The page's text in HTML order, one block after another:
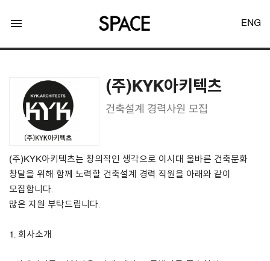
LOGIN
menu ENG
(주)KYK아키텍츠
건축설계 경력사원 모집
(주)KYK아키텍츠는 창의적인 생각으로 이시대 올바른 건축문화
창달을 위해 함께 노력할 건축설계 경력 직원을 아래와 같이
모집합니다.
많은 지원 부탁드립니다.
1. 회사소개